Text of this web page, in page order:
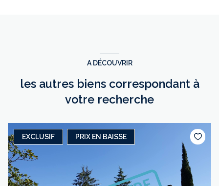
A DÉCOUVRIR
les autres biens correspondant à
votre recherche
EXCLUSIF PRIX EN BAISSE